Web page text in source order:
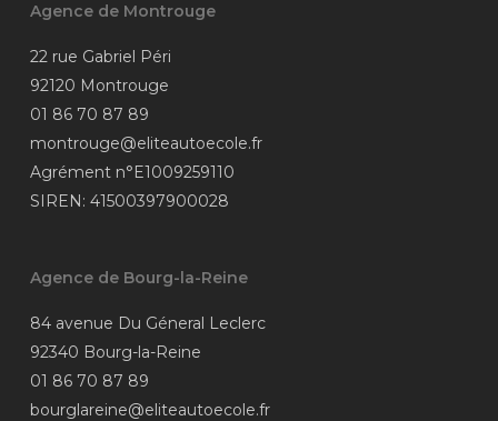
Agence de Montrouge
22 rue Gabriel Péri
92120 Montrouge
01 86 70 87 89
montrouge@eliteautoecole.fr
Agrément n°E1009259110
SIREN: 41500397900028
Agence de Bourg-la-Reine
84 avenue Du Géneral Leclerc
92340 Bourg-la-Reine
01 86 70 87 89
bourglareine@eliteautoecole.fr